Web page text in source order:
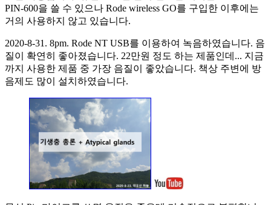
PIN-600을 쓸 수 있으나 Rode wireless GO를 구입한 이후에는
거의 사용하지 않고 있습니다.
2020-8-31. 8pm. Rode NT USB를 이용하여 녹음하였습니다. 음
질이 확연히 좋아졌습니다. 22만원 정도 하는 제품인데... 지금
까지 사용한 제품 중 가장 음질이 좋았습니다. 책상 주변에 방
음제도 많이 설치하였습니다.